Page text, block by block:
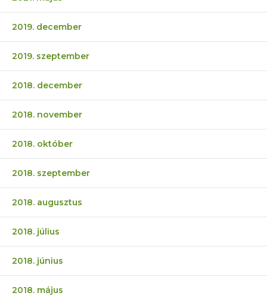
2019. december
2019. szeptember
2018. december
2018. november
2018. október
2018. szeptember
2018. augusztus
2018. július
2018. június
2018. május